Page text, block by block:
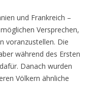
und Frankreich –
Versprechen,
voranzustellen. Die
während des Ersten
Danach wurden
Völkern ähnliche